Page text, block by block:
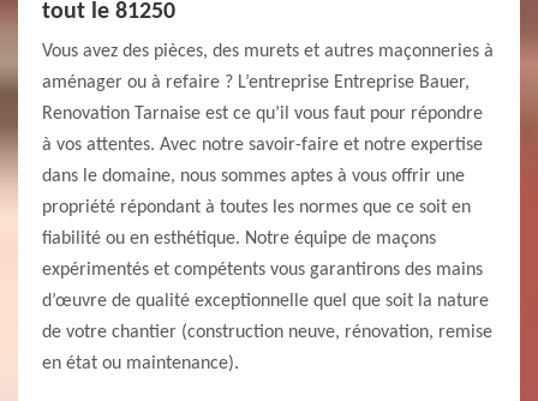
tout le 81250
Vous avez des pièces, des murets et autres maçonneries à
aménager ou à refaire ? L’entreprise Entreprise Bauer,
Renovation Tarnaise est ce qu’il vous faut pour répondre
à vos attentes. Avec notre savoir-faire et notre expertise
dans le domaine, nous sommes aptes à vous offrir une
propriété répondant à toutes les normes que ce soit en
fiabilité ou en esthétique. Notre équipe de maçons
expérimentés et compétents vous garantirons des mains
d’œuvre de qualité exceptionnelle quel que soit la nature
de votre chantier (construction neuve, rénovation, remise
en état ou maintenance).